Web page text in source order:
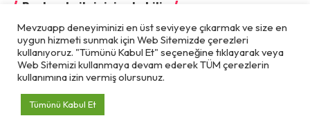
Bunlar da ilginizi çekebilir
Acente Nedir ?
9 Ağustos 2021
Spor Kulüplerinin Gelirlerinde KDV
Tevkifatı
Mevzuapp deneyiminizi en üst seviyeye çıkarmak ve size en
uygun hizmeti sunmak için Web Sitemizde çerezleri
kullanıyoruz. "Tümünü Kabul Et" seçeneğine tıklayarak veya
Web Sitemizi kullanmaya devam ederek TÜM çerezlerin
kullanımına izin vermiş olursunuz.
Tümünü Kabul Et